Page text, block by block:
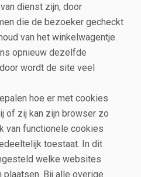
dienst zijn, door
die de bezoeker gecheckt
van het winkelwagentje.
opnieuw dezelfde
wordt de site veel
hoe er met cookies
of zij kan zijn browser zo
van functionele cookies
toestaat. In dit
welke websites
Bij alle overige